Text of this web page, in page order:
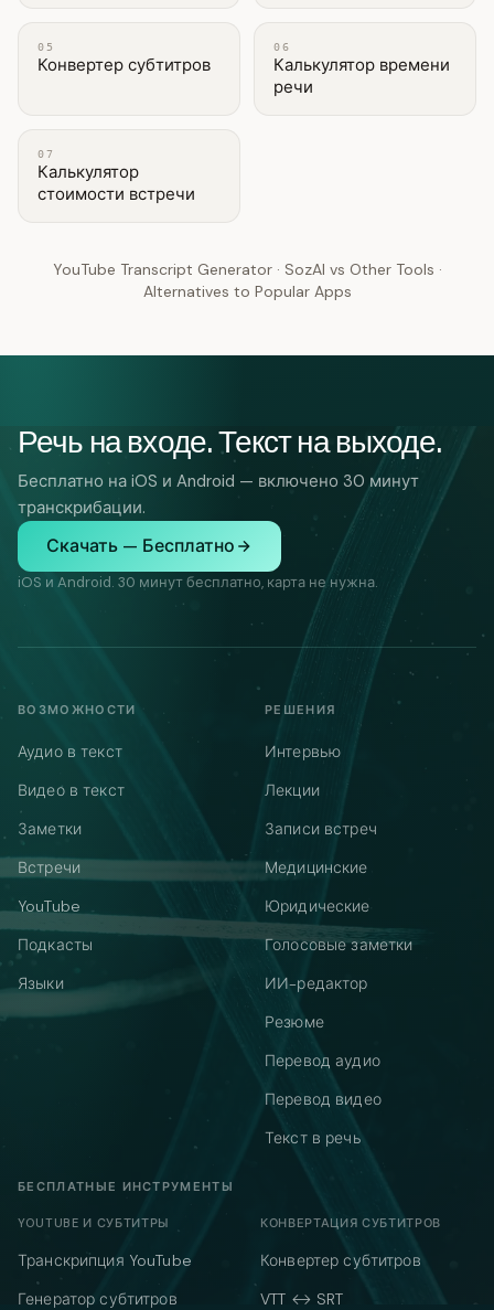
05
Конвертер субтитров
06
Калькулятор времени
речи
07
Калькулятор
стоимости встречи
YouTube Transcript Generator· SozAI vs Other Tools ·
Alternatives to Popular Apps
Речь на входе. Текст на выходе.
Бесплатно на iOS и Android — включено 30 минут
транскрибации.
Скачать — Бесплатно
iOS и Android. 30 минут бесплатно, карта не нужна.
ВОЗМОЖНОСТИ
Аудио в текст
Видео в текст
Заметки
Встречи
YouTube
Подкасты
Языки
РЕШЕНИЯ
Интервью
Лекции
Записи встреч
Медицинские
Юридические
Голосовые заметки
ИИ-редактор
Резюме
Перевод аудио
Перевод видео
Текст в речь
БЕСПЛАТНЫЕ ИНСТРУМЕНТЫ
YOUTUBE И СУБТИТРЫ
Транскрипция YouTube
Генератор субтитров
КОНВЕРТАЦИЯ СУБТИТРОВ
Конвертер субтитров
VTT ↔ SRT